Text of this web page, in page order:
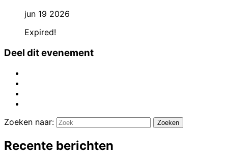
jun 19 2026
Expired!
Deel dit evenement
Zoeken naar: Zoeken
Recente berichten